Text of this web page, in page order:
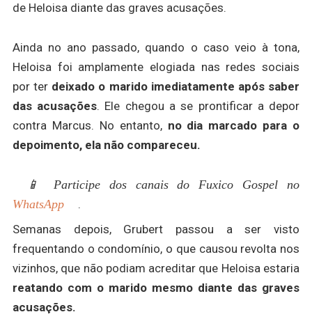
de Heloisa diante das graves acusações.
Ainda no ano passado, quando o caso veio à tona,
Heloisa foi amplamente elogiada nas redes sociais
por ter deixado o marido imediatamente após saber
das acusações. Ele chegou a se prontificar a depor
contra Marcus. No entanto,no dia marcado para o
depoimento, ela não compareceu.
📱 Participe dos canais do Fuxico Gospel no
WhatsApp
.
Semanas depois, Grubert passou a ser visto
frequentando o condomínio, o que causou revolta nos
vizinhos, que não podiam acreditar que Heloisa estaria
reatando com o marido mesmo diante das graves
acusações.